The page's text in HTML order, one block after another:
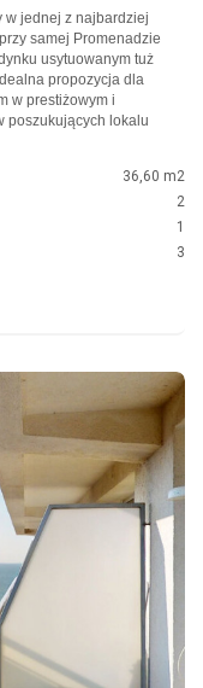
w jednej z najbardziej
samej Promenadzie
usytuowanym tuż
propozycja dla
w prestiżowym i
poszukujących lokalu
36,60 m2
2
1
3